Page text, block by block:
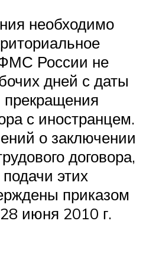
необходимо
России не
дней с даты
с иностранцем.
о заключении
договора,
этих
приказом
июня 2010 г.